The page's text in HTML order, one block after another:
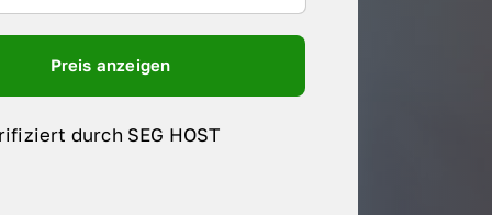
Preis anzeigen
durch SEG HOST